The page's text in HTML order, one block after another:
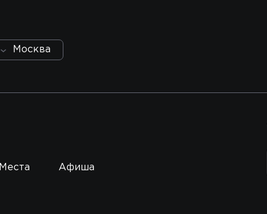
Москва
Места Афиша